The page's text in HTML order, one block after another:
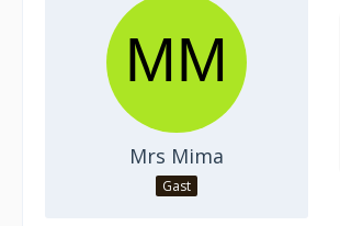
Mrs Mima
Gast